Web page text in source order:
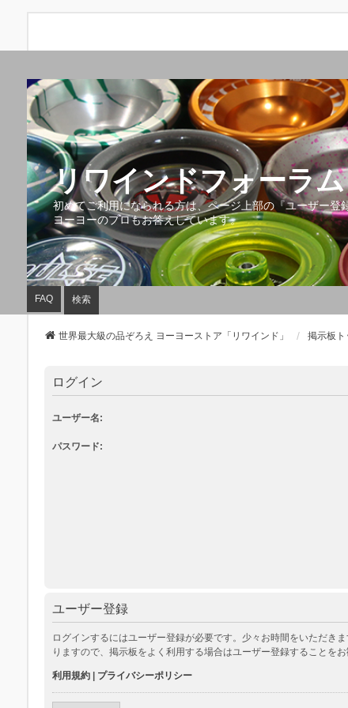
リワインドフォーラ
初めてご利用になられる方は、ページ上部の『ユーザー
ヨーヨーのプロもお答えしています。
FAQ 検索
世界最大級の品ぞろえ ヨーヨーストア「リワインド」 掲示板ト
ログイン
ユーザー名:
パスワード:
ユーザー登録
ログインするにはユーザー登録が必要です。少々お時間をいただき
りますので、掲示板をよく利用する場合はユーザー登録することを
利用規約| プライバシーポリシー